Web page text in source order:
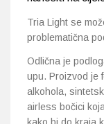
Tria Light se
problematična
Odlična je
upu. Proizvod je
alkohola,
airless bočici